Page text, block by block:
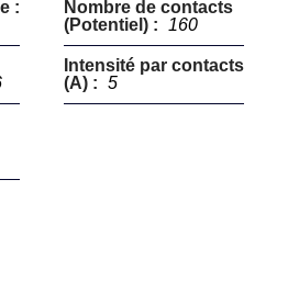
:
Nombre de contacts
(Potentiel) :
160
Intensité par contacts
(A) : 5